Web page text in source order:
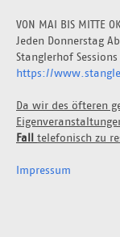
VON MAI BIS MITTE
Jeden Donnerstag
https://
Da wir des öfteren
Fall telefonisch zu
Impressum